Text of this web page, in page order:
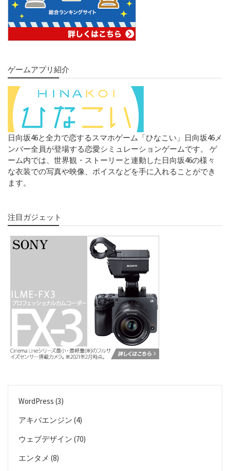
ゲームアプリ紹介
日向坂46と全力で恋するスマホゲーム「ひなこい」日向坂46メ
ンバー全員が登場する恋愛シミュレーションゲームです。 ゲ
ーム内では、世界観・ストーリーと連動した日向坂46の様々
な衣装での写真や映像、ボイスなどを手に入れることができ
ます。
注目ガジェット
WordPress (3)
アキバエンジン (4)
ウェブデザイン (70)
エンタメ (8)